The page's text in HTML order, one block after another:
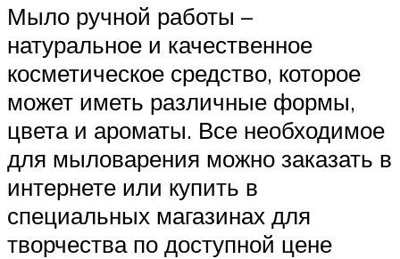
Мыло ручной работы –
натуральное и качественное
косметическое средство, которое
может иметь различные формы,
цвета и ароматы. Все необходимое
для мыловарения можно заказать в
интернете или купить в
специальных магазинах для
творчества по доступной цене